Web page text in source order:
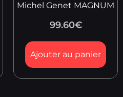
Michel Genet MAGNUM
99.60€
Ajouter au panier